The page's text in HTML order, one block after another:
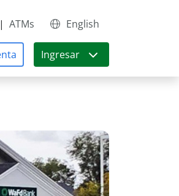
| ATMs
English
Ingresar